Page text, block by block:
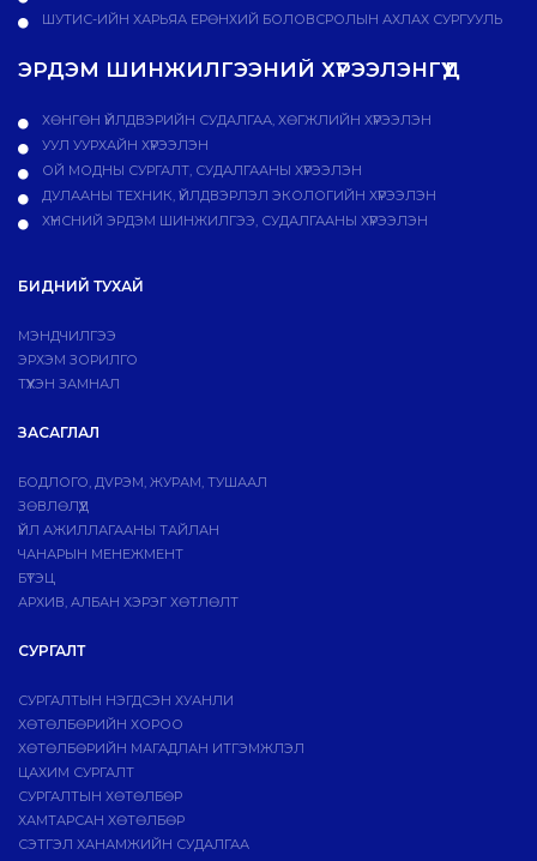
ШУТИС-ИЙН ХАРЬЯА ЕРӨНХИЙ БОЛОВСРОЛЫН АХЛАХ СУРГУУЛЬ
ЭРДЭМ ШИНЖИЛГЭЭНИЙ ХҮРЭЭЛЭНГҮҮД
ХӨНГӨН ҮЙЛДВЭРИЙН СУДАЛГАА, ХӨГЖЛИЙН ХҮРЭЭЛЭН
УУЛ УУРХАЙН ХҮРЭЭЛЭН
ОЙ МОДНЫ СУРГАЛТ, СУДАЛГААНЫ ХҮРЭЭЛЭН
ДУЛААНЫ ТЕХНИК, ҮЙЛДВЭРЛЭЛ ЭКОЛОГИЙН ХҮРЭЭЛЭН
ХҮНСНИЙ ЭРДЭМ ШИНЖИЛГЭЭ, СУДАЛГААНЫ ХҮРЭЭЛЭН
БИДНИЙ ТУХАЙ
МЭНДЧИЛГЭЭ
ЭРХЭМ ЗОРИЛГО
ТҮҮХЭН ЗАМНАЛ
ЗАСАГЛАЛ
БОДЛОГО, ДVРЭМ, ЖУРАМ, ТУШААЛ
ЗӨВЛӨЛҮҮД
ҮЙЛ АЖИЛЛАГААНЫ ТАЙЛАН
ЧАНАРЫН МЕНЕЖМЕНТ
БҮТЭЦ
АРХИВ, АЛБАН ХЭРЭГ ХӨТЛӨЛТ
СУРГАЛТ
СУРГАЛТЫН НЭГДСЭН ХУАНЛИ
ХӨТӨЛБӨРИЙН ХОРОО
ХӨТӨЛБӨРИЙН МАГАДЛАН ИТГЭМЖЛЭЛ
ЦАХИМ СУРГАЛТ
СУРГАЛТЫН ХӨТӨЛБӨР
ХАМТАРСАН ХӨТӨЛБӨР
СЭТГЭЛ ХАНАМЖИЙН СУДАЛГАА